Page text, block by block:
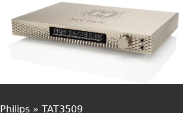
表
單
Philips » TAT3509